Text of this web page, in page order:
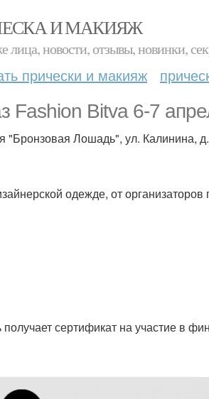
И МАКИЯЖ
новости, отзывы, новинки,
прически и макияж
Fashion Bitva 6-7
"Бронзовая Лошадь", ул. Калинина,
одежде, от организаторов
сертификат на участие в